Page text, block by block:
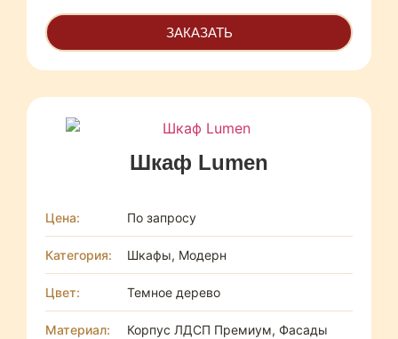
ЗАКАЗАТЬ
Шкаф Lumen
Цена: По запросу
Категория: Шкафы, Модерн
Цвет: Темное дерево
Материал:
Корпус ЛДСП Премиум, Фасады